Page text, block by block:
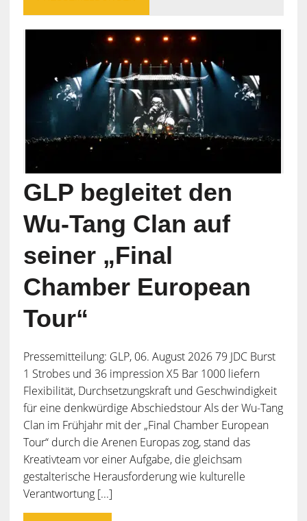
GLP begleitet den
Wu-Tang Clan auf
seiner „Final
Chamber European
Tour“
Pressemitteilung: GLP, 06. August 2026 79 JDC Burst
1 Strobes und 36 impression X5 Bar 1000 liefern
Flexibilität, Durchsetzungskraft und Geschwindigkeit
für eine denkwürdige Abschiedstour Als der Wu-Tang
Clan im Frühjahr mit der „Final Chamber European
Tour“ durch die Arenen Europas zog, stand das
Kreativteam vor einer Aufgabe, die gleichsam
gestalterische Herausforderung wie kulturelle
Verantwortung [...]